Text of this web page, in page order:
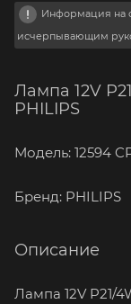
Информация на
исчерпывающим
Лампа 12V
PHILIPS
Модель: 12594
Бренд: PHILIPS
Описание
Лампа 12V P21/